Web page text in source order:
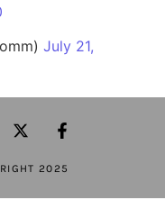
July 21,
2025